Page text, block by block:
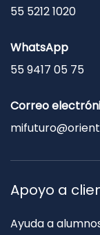
55 5212 1020
WhatsApp
55 9417 05 75
Correo
Apoyo a
Ayuda a